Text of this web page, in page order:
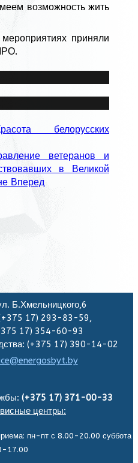
возможность жить
приняли
белорусских
ветеранов и
в Великой
Вперед
Б.Хмельницкого,6
17) 293-83-59,
17) 354-60-93
(+375 17) 390-14-02
(+375 17) 371-00-33
центры:
пн-пт с 8.00-20.00 суббота
17.00